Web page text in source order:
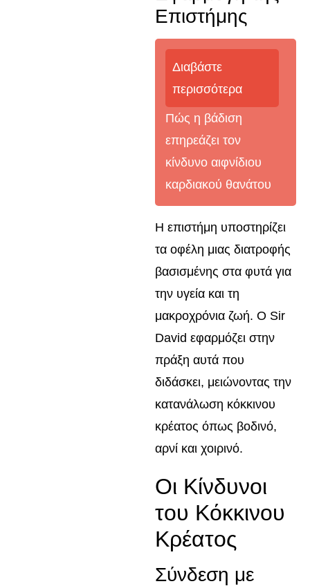
Επιστήμης
Διαβάστε
περισσότερα
Πώς η βάδιση
επηρεάζει τον
κίνδυνο αιφνίδιου
καρδιακού θανάτου
Η επιστήμη υποστηρίζει
τα οφέλη μιας διατροφής
βασισμένης στα φυτά για
την υγεία και τη
μακροχρόνια ζωή. Ο Sir
David εφαρμόζει στην
πράξη αυτά που
διδάσκει, μειώνοντας την
κατανάλωση κόκκινου
κρέατος όπως βοδινό,
αρνί και χοιρινό.
Οι Κίνδυνοι
του Κόκκινου
Κρέατος
Σύνδεση με